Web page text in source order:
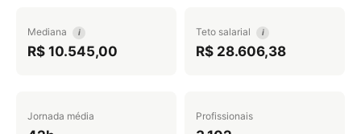
Mediana i
R$ 10.545,00
Teto salarial i
R$ 28.606,38
Jornada média Profissionais